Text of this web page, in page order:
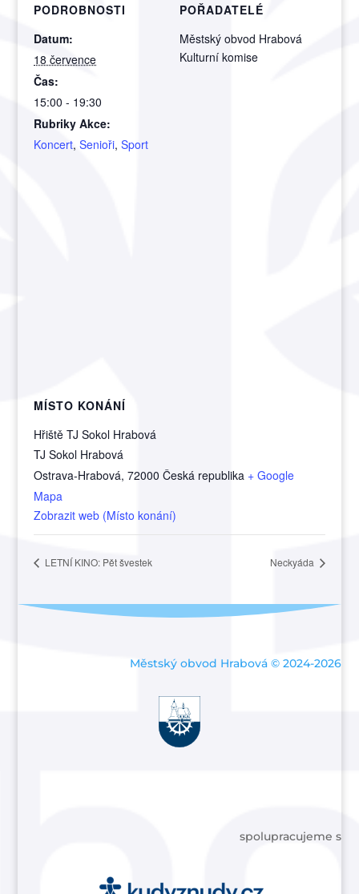
PODROBNOSTI
Datum:
18 července
Čas:
15:00 - 19:30
Rubriky Akce:
Koncert,Senioři,Sport
POŘADATELÉ
Městský obvod Hrabová
Kulturní komise
MÍSTO KONÁNÍ
Hřiště TJ Sokol Hrabová
TJ Sokol Hrabová
Ostrava-Hrabová, 72000 Česká republika + Google
Mapa
Zobrazit web (Místo konání)
LETNÍ KINO: Pět švestek Neckyáda
Městský obvod Hrabová © 2024-2026
spolupracujeme s